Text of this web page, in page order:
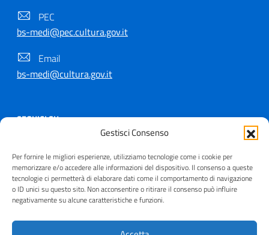
Gestisci Consenso
Per fornire le migliori esperienze, utilizziamo tecnologie come i cookie per
memorizzare e/o accedere alle informazioni del dispositivo. Il consenso a queste
tecnologie ci permetterà di elaborare dati come il comportamento di navigazione
o ID unici su questo sito. Non acconsentire o ritirare il consenso può influire
negativamente su alcune caratteristiche e funzioni.
PEC
bs-medi@pec.cultura.gov.it
Email
bs-medi@cultura.gov.it
SEGUICI SU
Copyright © 2021 - 2026
Useful Links Section
| Realizzato da